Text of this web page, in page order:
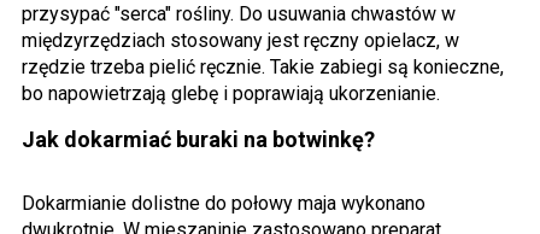
przysypać "serca" rośliny. Do usuwania chwastów w
międzyrzędziach stosowany jest ręczny opielacz, w
rzędzie trzeba pielić ręcznie. Takie zabiegi są konieczne,
bo napowietrzają glebę i poprawiają ukorzenianie.
Jak dokarmiać buraki na botwinkę?
Dokarmianie dolistne do połowy maja wykonano
dwukrotnie. W mieszaninie zastosowano preparat